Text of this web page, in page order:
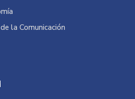
la Comunicación